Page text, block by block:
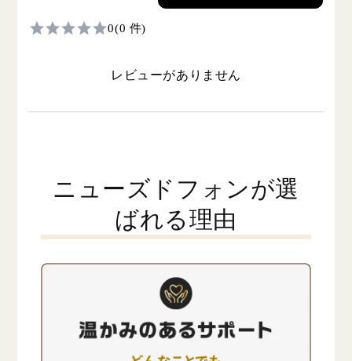
0(0 件)
レビューがありません
ニューズドフォンが選
ばれる理由